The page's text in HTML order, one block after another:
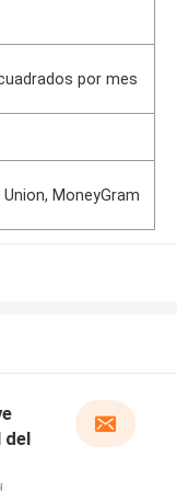
por mes
MoneyGram
del